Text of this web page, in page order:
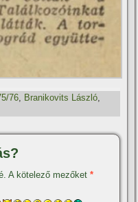
76, Branikovits László,
A kötelező mezőket*